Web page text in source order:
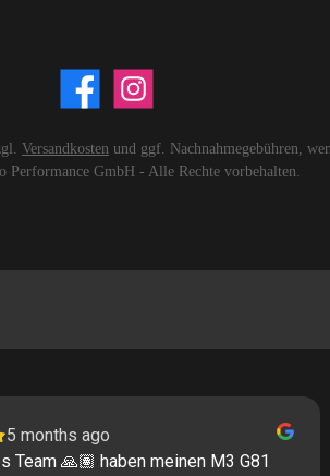
Versandkosten und ggf. Nachnahmegebühren,
Performance GmbH - Alle Rechte vorbehalten.
5 months ago
Team 🙏🏽 haben meinen M3 G81